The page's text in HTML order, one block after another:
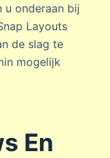
u onderaan bij
Layouts
de slag te
mogelijk
En